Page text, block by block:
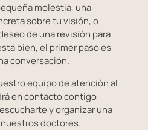
molestia, una
sobre tu visión, o
de una revisión para
bien, el primer paso es
conversación.
equipo de atención al
en contacto contigo
y organizar una
doctores.